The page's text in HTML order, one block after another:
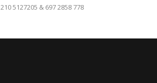
210 5127205 & 697 2858 778